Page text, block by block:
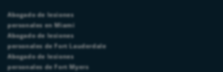
Abogado de lesiones
personales en Miami
Abogado de lesiones
personales de Fort Lauderdale
Abogado de lesiones
personales de Fort Myers